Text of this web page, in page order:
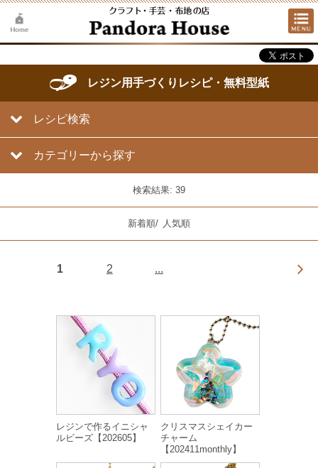
レジン用手づくりレシピ・無料型紙
レシピ検索
カテゴリーから探す
検索結果: 39
新着順/ 人気順
1 2 ...
レジンで作るイニシャ
ルビーズ【202605】
クリスマスシェイカー
チャーム
【202411monthly】